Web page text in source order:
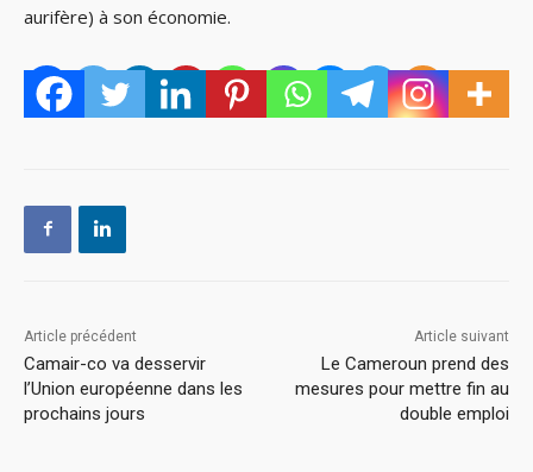
aurifère) à son économie.
Article précédent
Camair-co va desservir
l’Union européenne dans les
prochains jours
Article suivant
Le Cameroun prend des
mesures pour mettre fin au
double emploi